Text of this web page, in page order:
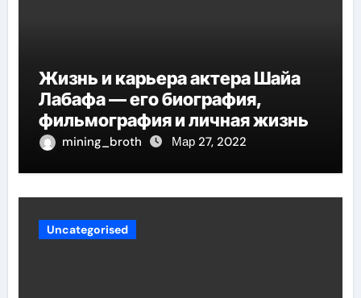
Жизнь и карьера актера Шайа
Лабафа — его биография,
фильмография и личная жизнь
mining_broth Мар 27, 2022
Uncategorised